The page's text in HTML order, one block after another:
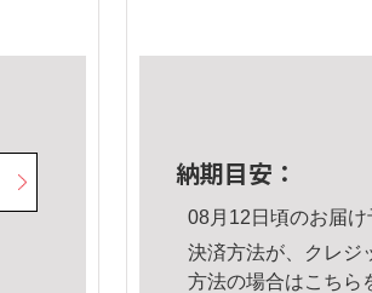
納期目安：
08月12日頃のお届け
決済方法が、クレジ
方法の場合はこちら